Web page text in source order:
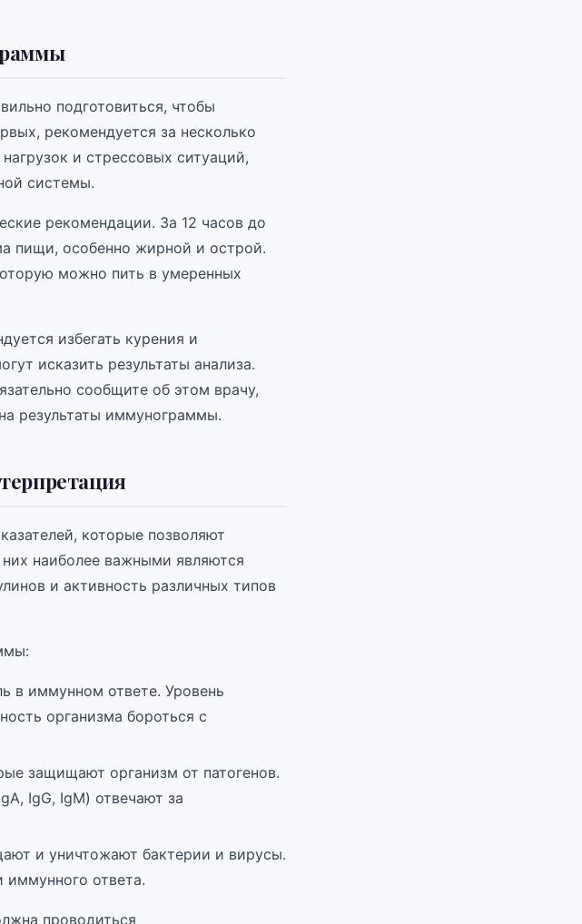
подготовиться, чтобы
рекомендуется за несколько
и стрессовых ситуаций,
системы.
рекомендации. За 12 часов до
пищи, особенно жирной и острой.
можно пить в умеренных
избегать курения и
исказить результаты анализа.
сообщите об этом врачу,
результаты иммунограммы.
которые позволяют
наиболее важными являются
и активность различных типов
в иммунном ответе. Уровень
организма бороться с
защищают организм от патогенов.
IgG, IgM) отвечают за
и уничтожают бактерии и вирусы.
иммунного ответа.
проводиться